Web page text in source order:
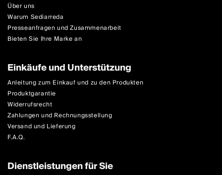
Über uns
Warum Sediarreda
Presseanfragen und Zusammenarbeit
Bieten Sie Ihre Marke an
Einkäufe und Unterstützung
Anleitung zum Einkauf und zu den Produkten
Produktgarantie
Widerrufsrecht
Zahlungen und Rechnungsstellung
Versand und Lieferung
F.A.Q.
Dienstleistungen für Sie